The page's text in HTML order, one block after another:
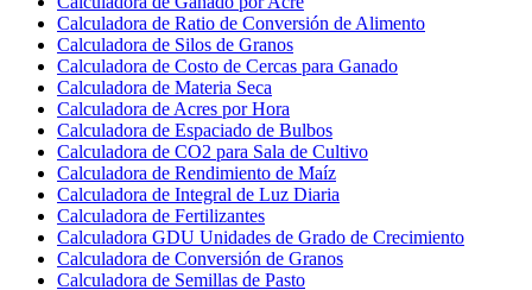
Calculadora de Ratio de Conversión de Alimento
Calculadora de Silos de Granos
Calculadora de Costo de Cercas para Ganado
Calculadora de Materia Seca
Calculadora de Acres por Hora
Calculadora de Espaciado de Bulbos
Calculadora de CO2 para Sala de Cultivo
Calculadora de Rendimiento de Maíz
Calculadora de Integral de Luz Diaria
Calculadora de Fertilizantes
Calculadora GDU Unidades de Grado de Crecimiento
Calculadora de Conversión de Granos
Calculadora de Semillas de Pasto